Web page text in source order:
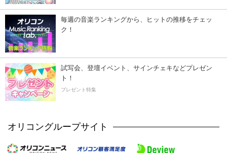
毎週の音楽ランキングから、ヒットの推移をチェッ
ク！
試写会、登壇イベント、サインチェキなどプレゼン
ト！
プレゼント特集
オリコングループサイト